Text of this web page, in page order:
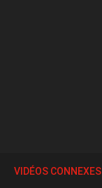
VIDÉOS CONNEXES